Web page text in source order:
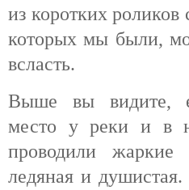
из коротких роликов
которых мы были,
всласть.
Выше вы видите,
место у реки и в
проводили
ледяная и